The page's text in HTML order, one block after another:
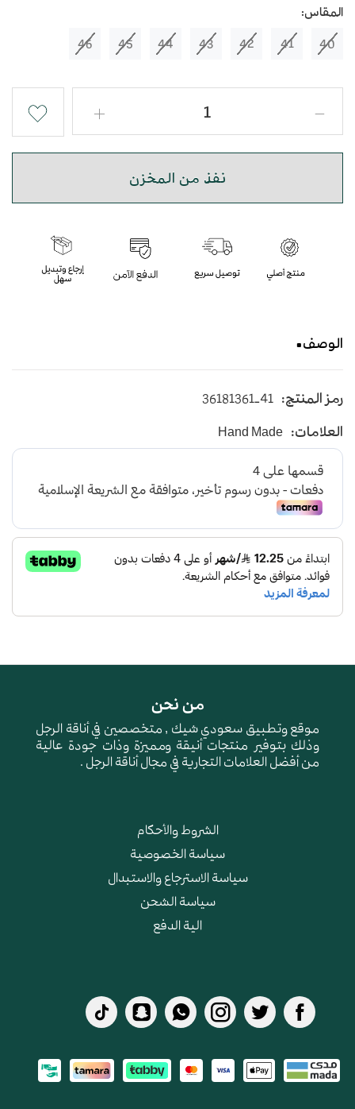
المقاس:
40
41
42
43
44
45
46
نفذ من المخزن
الوصف
باللون السماوي
و مشط الحذاء باللون السماوي
و أرضية اسفنجية عالية الجودة لتعطي شعور بالراحة
أثناء المشي
رمز المنتج: 36181361-41
العلامات: Hand Made
من نحن
موقع وتطبيق سعودي شيك , متخصصين في أناقة الرجل
وذلك بتوفير منتجات أنيقة ومميزة وذات جودة عالية
من أفضل العلامات التجارية في مجال أناقة الرجل .
الشروط والأحكام
سياسة الخصوصية
سياسة الاسترجاع والاستبدال
سياسة الشحن
الية الدفع